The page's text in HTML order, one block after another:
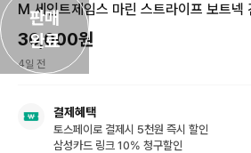
판매
완료
M 세인트제임스 마린 스트라이프 보트넥
30,000원
4일 전
결제혜택
토스페이로 결제시 5천원 즉시 할인
삼성카드 링크 10% 청구할인